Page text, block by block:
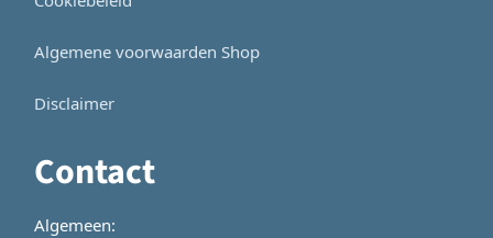
Algemene voorwaarden Shop
Disclaimer
Contact
Algemeen: